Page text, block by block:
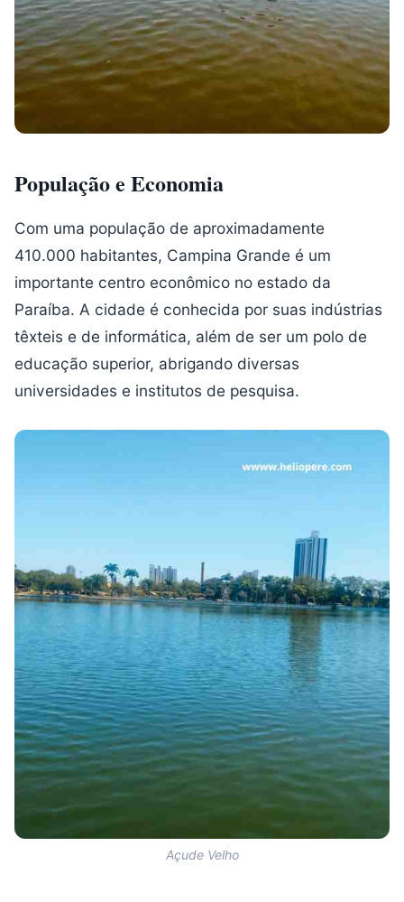
População e Economia
Com uma população de aproximadamente
410.000 habitantes, Campina Grande é um
importante centro econômico no estado da
Paraíba. A cidade é conhecida por suas indústrias
têxteis e de informática, além de ser um polo de
educação superior, abrigando diversas
universidades e institutos de pesquisa.
Açude Velho